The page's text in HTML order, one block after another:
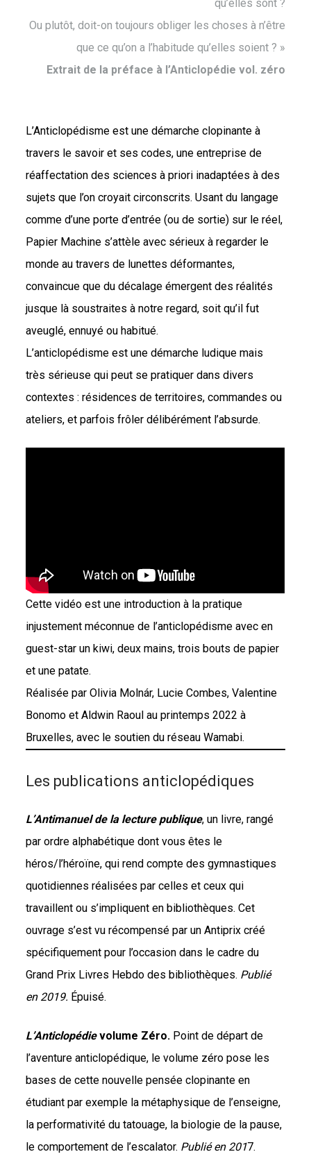
qu’elles sont ?
Ou plutôt, doit-on toujours obliger les choses à n’être
que ce qu’on a l’habitude qu’elles soient ? »
Extrait de la préface à l’Anticlopédie vol. zéro
L’Anticlopédisme est une démarche clopinante à
travers le savoir et ses codes, une entreprise de
réaffectation des sciences à priori inadaptées à des
sujets que l’on croyait circonscrits. Usant du langage
comme d’une porte d’entrée (ou de sortie) sur le réel,
Papier Machine s’attèle avec sérieux à regarder le
monde au travers de lunettes déformantes,
convaincue que du décalage émergent des réalités
jusque là soustraites à notre regard, soit qu’il fut
aveuglé, ennuyé ou habitué.
L’anticlopédisme est une démarche ludique mais
très sérieuse qui peut se pratiquer dans divers
contextes : résidences de territoires, commandes ou
ateliers, et parfois frôler délibérément l’absurde.
Cette vidéo est une introduction à la pratique
injustement méconnue de l’anticlopédisme avec en
guest-star un kiwi, deux mains, trois bouts de papier
et une patate.
Réalisée par Olivia Molnár, Lucie Combes, Valentine
Bonomo et Aldwin Raoul au printemps 2022 à
Bruxelles, avec le soutien du réseau Wamabi.
Les publications anticlopédiques
L’Antimanuel de la lecture publique, un livre, rangé
par ordre alphabétique dont vous êtes le
héros/l’héroïne, qui rend compte des gymnastiques
quotidiennes réalisées par celles et ceux qui
travaillent ou s’impliquent en bibliothèques. Cet
ouvrage s’est vu récompensé par un Antiprix créé
spécifiquement pour l’occasion dans le cadre du
Grand Prix Livres Hebdo des bibliothèques. Publié
en 2019. Épuisé.
L’Anticlopédievolume Zéro. Point de départ de
l’aventure anticlopédique, le volume zéro pose les
bases de cette nouvelle pensée clopinante en
étudiant par exemple la métaphysique de l’enseigne,
la performativité du tatouage, la biologie de la pause,
le comportement de l’escalator. Publié en 2017.